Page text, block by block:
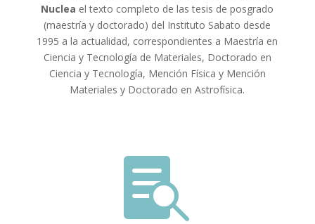
Nuclea el texto completo de las tesis de posgrado
(maestría y doctorado) del Instituto Sabato desde
1995 a la actualidad, correspondientes a Maestría en
Ciencia y Tecnología de Materiales, Doctorado en
Ciencia y Tecnología, Mención Física y Mención
Materiales y Doctorado en Astrofísica.
